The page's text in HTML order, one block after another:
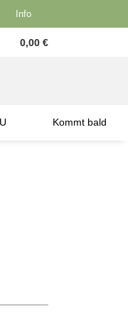
Info
0,00 €
Kommt bald